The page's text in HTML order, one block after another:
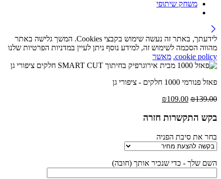
משחק שיתופי
לידעתך, באתר זה נעשה שימוש בקבצי Cookies. המשך גלישה באתר
מהווה הסכמה לשימוש זה, למידע נוסף ניתן לעיין במדניות הפרטיות שלנו
cookie policy. מאשר
פאזל פנורמי 1000 חלקים - ציפורי גן
₪139.00
המחיר
היה:
₪139.00.
₪109.00
הוא:
בקש התקשרות חזרה
בחר את סיבת הפניה
השם שלך - כדי שנכיר אותך (חובה)